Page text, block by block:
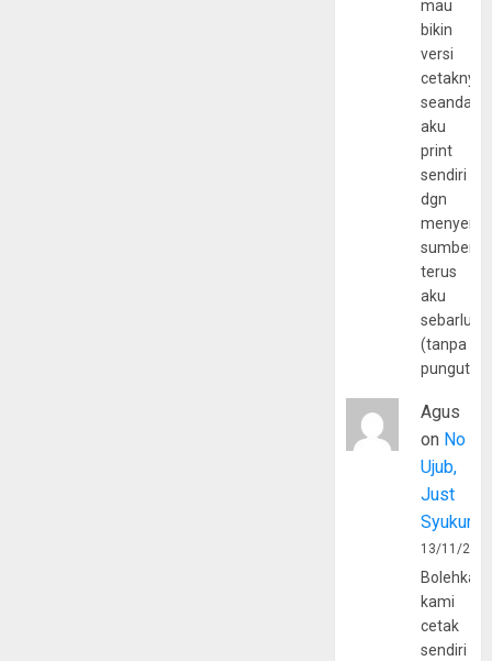
mau
bikin
versi
cetaknya
aku
print
sendiri
dgn
sumber
terus
aku
(tanpa
Agus
on No
Ujub,
Just
Syukur
13/11/
Bolehkah
kami
cetak
sendiri